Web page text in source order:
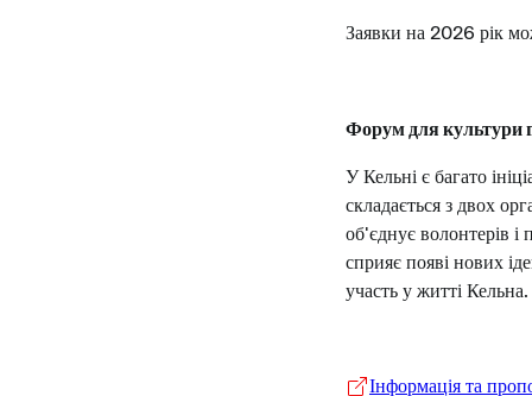
Заявки на 2026 рік
Форум для культури
У Кельні є багато
складається з двох
об'єднує волонтерів
сприяє появі нових
участь у житті
Інформація та